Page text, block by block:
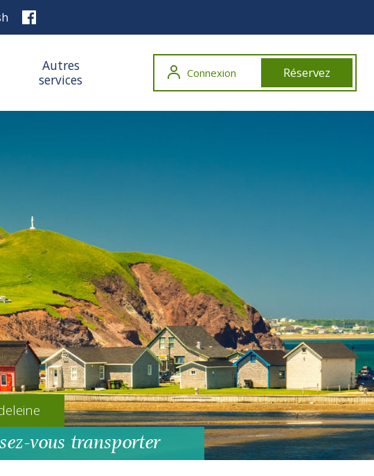
Autres
services
Connexion Réservez
vous transporter